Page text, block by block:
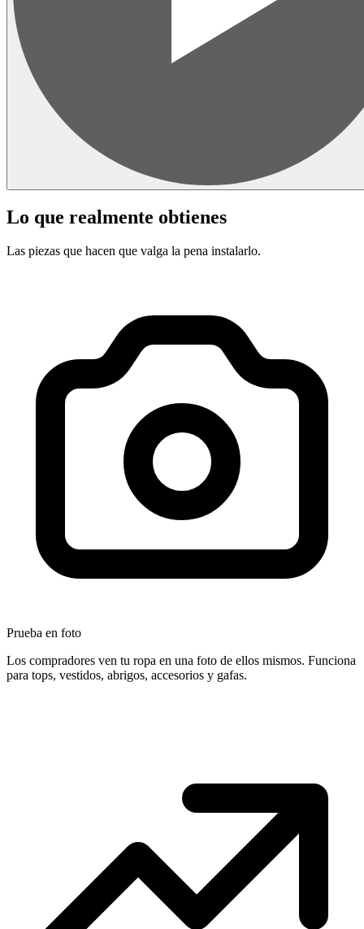
Lo que realmente obtienes
Las piezas que hacen que valga la pena instalarlo.
Prueba en foto
Los compradores ven tu ropa en una foto de ellos mismos. Funciona
para tops, vestidos, abrigos, accesorios y gafas.